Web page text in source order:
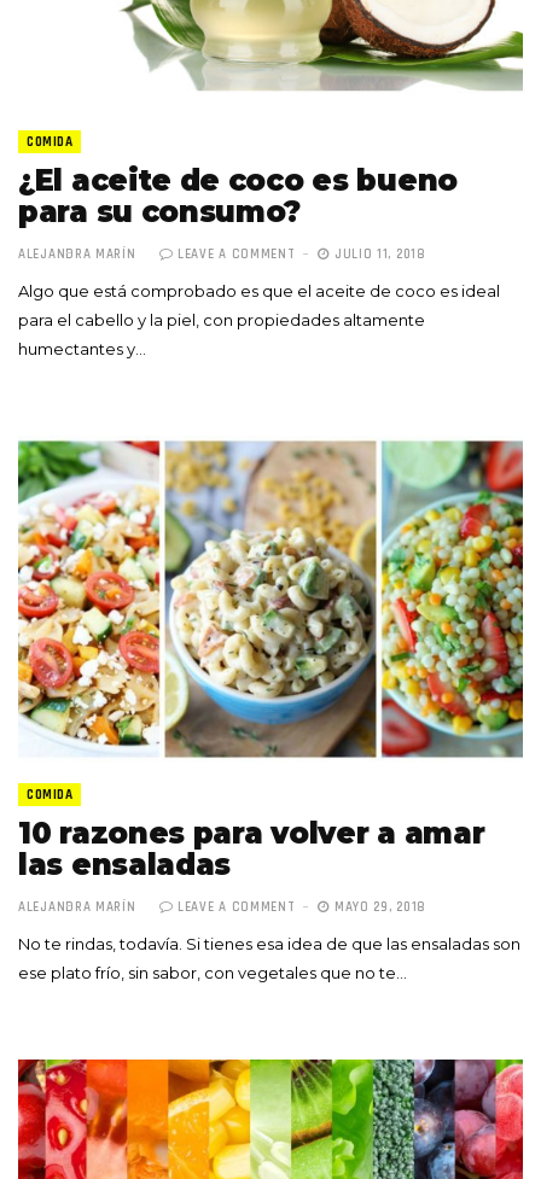
COMIDA
¿El aceite de coco es bueno
para su consumo?
ALEJANDRA MARÍN LEAVE A COMMENT JULIO 11, 2018
Algo que está comprobado es que el aceite de coco es ideal
para el cabello y la piel, con propiedades altamente
humectantes y…
COMIDA
10 razones para volver a amar
las ensaladas
ALEJANDRA MARÍN LEAVE A COMMENT MAYO 29, 2018
No te rindas, todavía. Si tienes esa idea de que las ensaladas son
ese plato frío, sin sabor, con vegetales que no te…